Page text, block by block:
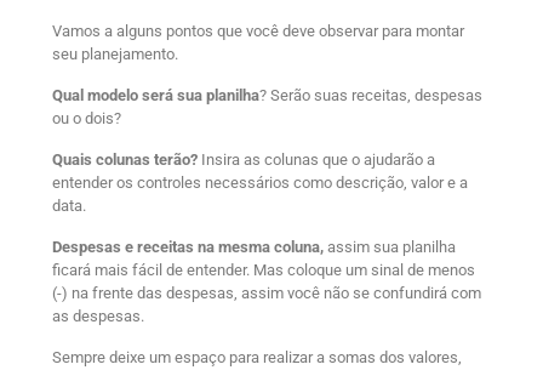
Vamos a alguns pontos que você deve observar para montar
seu planejamento.
Qual modelo será sua planilha? Serão suas receitas, despesas
ou o dois?
Quais colunas terão? Insira as colunas que o ajudarão a
entender os controles necessários como descrição, valor e a
data.
Despesas e receitas na mesma coluna, assim sua planilha
ficará mais fácil de entender. Mas coloque um sinal de menos
(-) na frente das despesas, assim você não se confundirá com
as despesas.
Sempre deixe um espaço para realizar a somas dos valores,